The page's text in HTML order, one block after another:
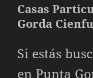
Casas
Gorda
Si estás
en Punta